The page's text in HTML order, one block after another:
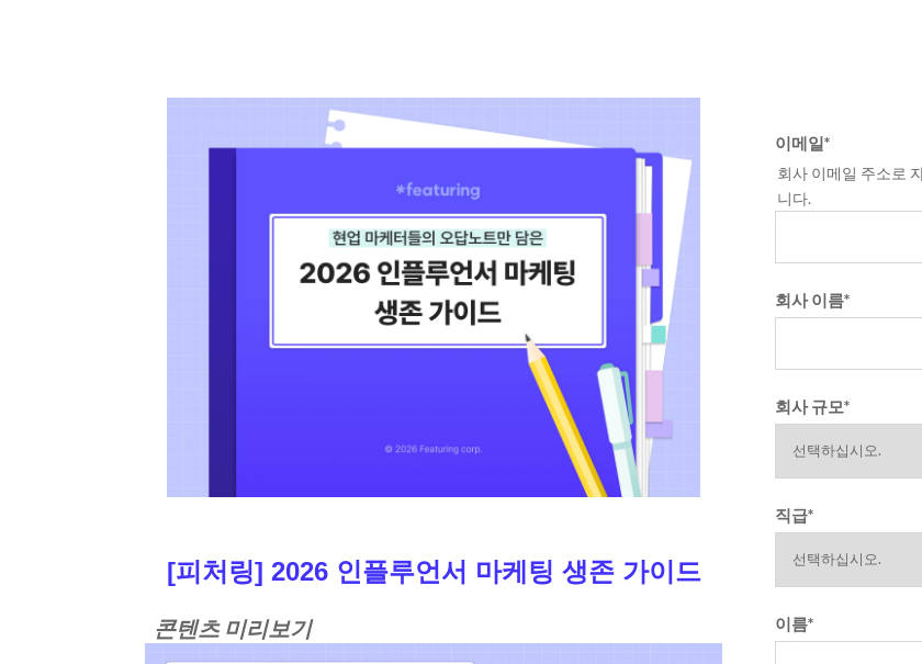
[피처링] 2026 인플루언서 마케팅 생존 가이드
콘텐츠 미리보기
이메일*
회사 이메일 주소로
니다.
회사 이름*
회사 규모*
직급*
이름*